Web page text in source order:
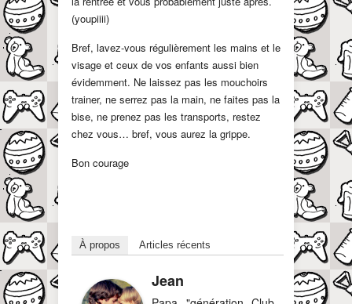
(youpiiii)
Bref, lavez-vous régulièrement les mains et le
visage et ceux de vos enfants aussi bien
évidemment. Ne laissez pas les mouchoirs
trainer, ne serrez pas la main, ne faites pas la
bise, ne prenez pas les transports, restez
chez vous… bref, vous aurez la grippe.
Bon courage
À propos Articles récents
Jean